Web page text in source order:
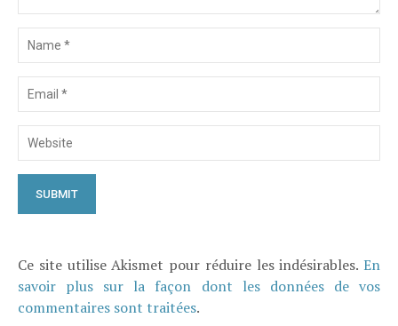
Ce site utilise Akismet pour réduire les indésirables. En
savoir plus sur la façon dont les données de vos
commentaires sont traitées.